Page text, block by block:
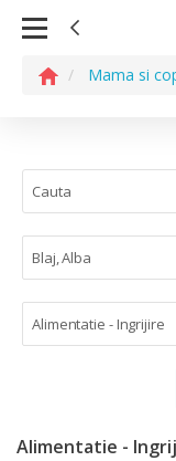
Mama si
Blaj, Alba
Alimentatie - Ingrijire
Alimentatie -